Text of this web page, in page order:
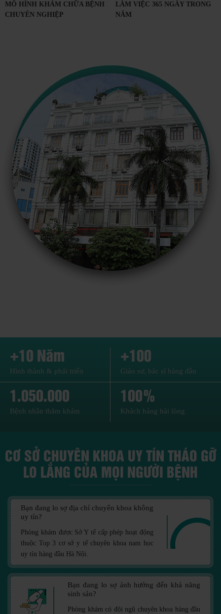
MÔ HÌNH KHÁM CHỮA BỆNH
CHUYÊN NGHIỆP
LÀM VIỆC 365 NGÀY TRONG
NĂM
+10 Năm
Hình thành & phát triển
+100
Giáo sư, bác sĩ hàng đầu
1.050.000
Bệnh nhân thăm khám
100%
Khách hàng hài lòng
CƠ SỞ CHUYÊN KHOA UY TÍN THÁO GỠ
LO LẮNG CỦA MỌI NGƯỜI BỆNH
Bạn đang lo sợ địa chỉ chuyên khoa không
uy tín?
Phòng khám được Sở Y tế cấp phép hoạt động
thuộc Top 3 cơ sở y tế chuyên khoa nam học
uy tín hàng đầu Hà Nội.
Bạn đang lo sợ ảnh hưởng đến khả năng
sinh sản?
Phòng khám có đội ngũ chuyên khoa hàng đầu